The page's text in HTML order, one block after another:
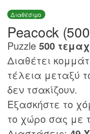
Διαθέσιμο
Peacock
Puzzle 500
Διαθέτει
τέλεια μεταξύ
δεν τσακίζουν.
Εξασκήστε το
το χώρο σας με